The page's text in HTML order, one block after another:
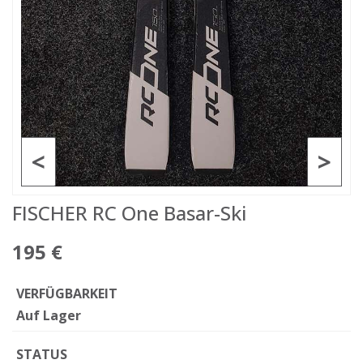
>
<
FISCHER RC One Basar-Ski
195 €
VERFÜGBARKEIT
Auf Lager
STATUS